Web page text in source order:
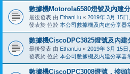
數據機Motorola6580燈號及內建
最後發表 由 EthanLiu « 2019年 3月 15日
發表於 位於 本公司數據機及內建分享器
數據機CiscoDPC3825燈號及內
最後發表 由 EthanLiu « 2019年 3月 15日
發表於 位於 本公司數據機及內建分享器
數據機CiscoDPC3008燈號，接頭